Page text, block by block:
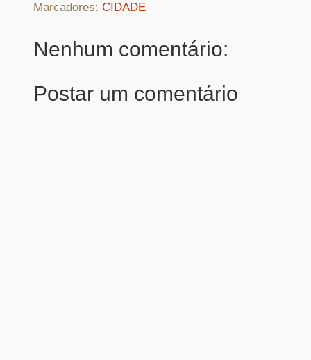
Marcadores: CIDADE
Nenhum comentário:
Postar um comentário